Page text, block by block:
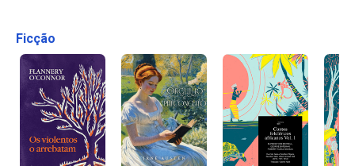
Ficção